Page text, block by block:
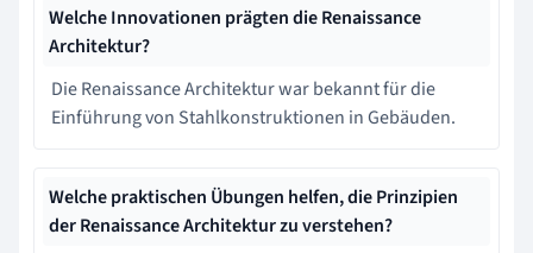
Welche Innovationen prägten die Renaissance
Architektur?
Die Renaissance Architektur war bekannt für die
Einführung von Stahlkonstruktionen in Gebäuden.
Welche praktischen Übungen helfen, die Prinzipien
der Renaissance Architektur zu verstehen?